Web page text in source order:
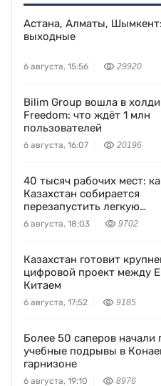
Астана, Алматы,
выходные
6 августа, 15:56 29920
Bilim Group вошла в
Freedom: что ждёт 1 млн
пользователей
6 августа, 16:07 20196
40 тысяч рабочих мест:
Казахстан собирается
перезапустить легкую
промышленность
6 августа, 18:03 9702
Казахстан готовит
цифровой проект между
Китаем
6 августа, 17:52 9185
Более 50 саперов начали
учебные подрывы в
гарнизоне
6 августа, 19:10 8976